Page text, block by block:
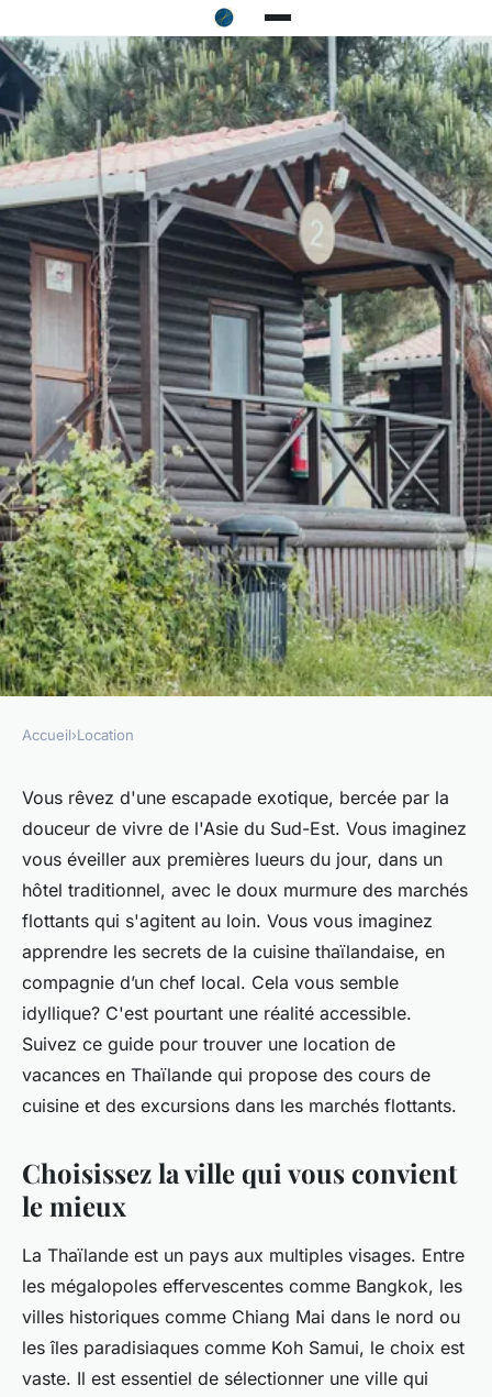
Comment trouver une location
de vacances en Thaïlande avec
des cours de cuisine et des
excursions dans les marchés
flottants?
Accueil›Location
Vous rêvez d'une escapade exotique, bercée par la
douceur de vivre de l'Asie du Sud-Est. Vous imaginez
vous éveiller aux premières lueurs du jour, dans un
hôtel traditionnel, avec le doux murmure des marchés
flottants qui s'agitent au loin. Vous vous imaginez
apprendre les secrets de la cuisine thaïlandaise, en
compagnie d’un chef local. Cela vous semble
idyllique? C'est pourtant une réalité accessible.
Suivez ce guide pour trouver une location de
vacances en Thaïlande qui propose des cours de
cuisine et des excursions dans les marchés flottants.
Choisissez la ville qui vous convient
le mieux
La Thaïlande est un pays aux multiples visages. Entre
les mégalopoles effervescentes comme Bangkok, les
villes historiques comme Chiang Mai dans le nord ou
les îles paradisiaques comme Koh Samui, le choix est
vaste. Il est essentiel de sélectionner une ville qui